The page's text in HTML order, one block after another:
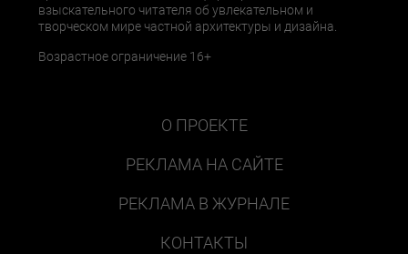
взыскательного читателя об увлекательном и
творческом мире частной архитектуры и дизайна.
Возрастное ограничение 16+
О ПРОЕКТЕ
РЕКЛАМА НА САЙТЕ
РЕКЛАМА В ЖУРНАЛЕ
КОНТАКТЫ